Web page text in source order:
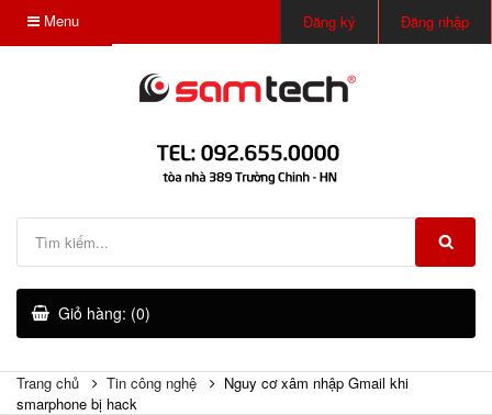
Menu Đăng ký Đăng nhập
Giỏ hàng: (0)
Trang chủ Tin công nghệ
Nguy cơ xâm nhập Gmail khi
smarphone bị hack